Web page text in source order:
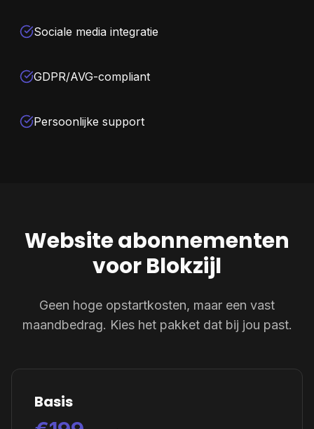
Sociale media integratie
GDPR/AVG-compliant
Persoonlijke support
Website abonnementen
voor Blokzijl
Geen hoge opstartkosten, maar een vast
maandbedrag. Kies het pakket dat bij jou past.
Basis